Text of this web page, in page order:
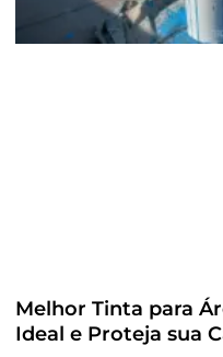
Melhor Tinta para
Ideal e Proteja sua